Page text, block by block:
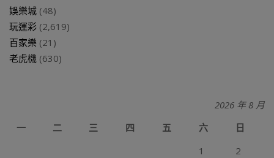
娛樂城 (48)
玩運彩 (2,619)
百家樂 (21)
老虎機 (630)
2026 年 8 月
一
二 三 四 五 六
日
1
2